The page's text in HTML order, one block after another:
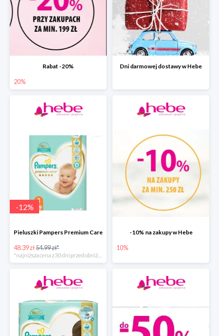
Rabat -20%
20%
Dni darmowej dostawy w Hebe
-12%
Pieluszki Pampers Premium Care
48.39 zł54.99 zł*
-10% na zakupy w Hebe
10%